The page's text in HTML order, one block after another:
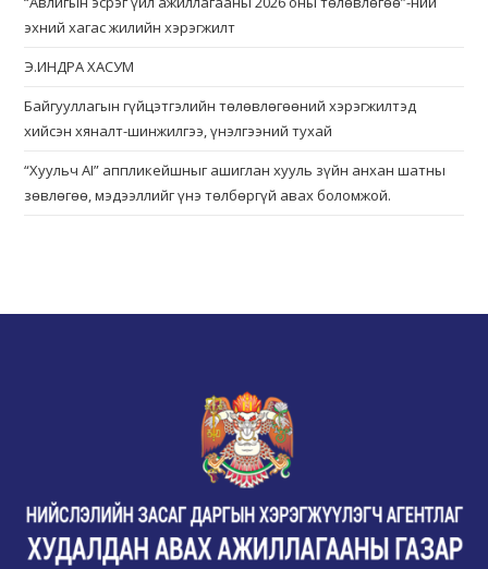
эхний хагас жилийн хэрэгжилт
Э.ИНДРА ХАСУМ
Байгууллагын гүйцэтгэлийн төлөвлөгөөний хэрэгжилтэд
хийсэн хяналт-шинжилгээ, үнэлгээний тухай
“Хуульч АІ” аппликейшныг ашиглан хууль зүйн анхан шатны
зөвлөгөө, мэдээллийг үнэ төлбөргүй авах боломжой.